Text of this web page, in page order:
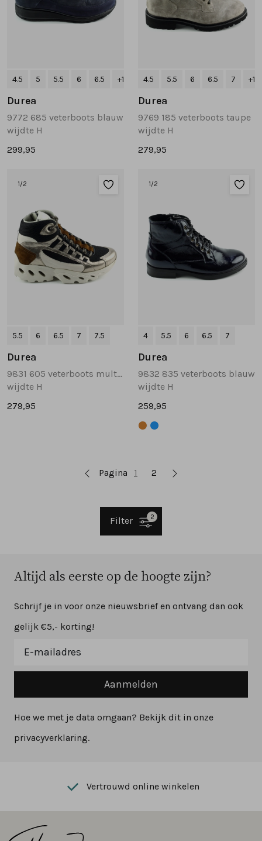
4.5 5 5.5 6 6.5 +1
Durea
9772 685 veterboots blauw
wijdte H
299,95
4.5 5.5 6 6.5 7 +1
Durea
9769 185 veterboots taupe
wijdte H
279,95
1 /2
5.5 6 6.5 7 7.5
Durea
9831 605 veterboots multicolor
wijdte H
279,95
1 /2
4 5.5 6 6.5 7
Durea
9832 835 veterboots blauw
wijdte H
259,95
Pagina 1 2
2
Filter
Altijd als eerste op de hoogte zijn?
Schrijf je in voor onze nieuwsbrief en ontvang dan ook
gelijk €5,- korting!
Aanmelden
Hoe we met je data omgaan? Bekijk dit in onze
privacyverklaring.
Vertrouwd online winkelen